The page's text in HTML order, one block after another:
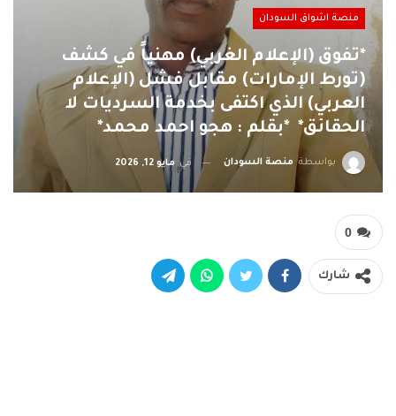
منصة اشواق السودان
*تفوق (الإعلام الغربي) مهنياً في كشف
(تورط الإمارات) مقابل فشل (الإعلام
العربي) الذي اكتفى بخدمة السرديات لا
الحقائق* *بقلم : هجو احمد محمد*
بواسطة منصة السودان في مايو 12, 2026
0
شارك